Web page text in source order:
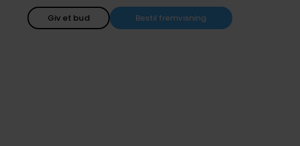
Giv et bud Bestil fremvisning